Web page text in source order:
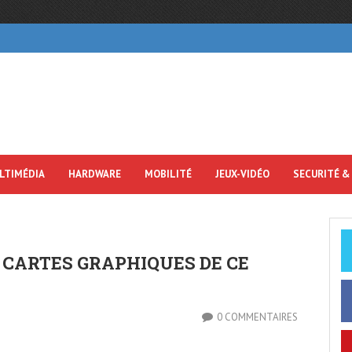
HARDWARE MOBILITÉ JEUX-VIDÉO SECURITÉ &
GRAPHIQUES DE CE
0 COMMENTAIRES